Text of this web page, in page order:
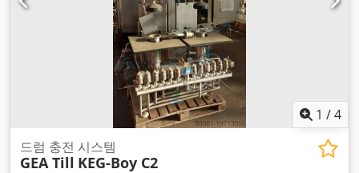
1 /4
드럼 충전 시스템
GEA Till KEG-Boy C2